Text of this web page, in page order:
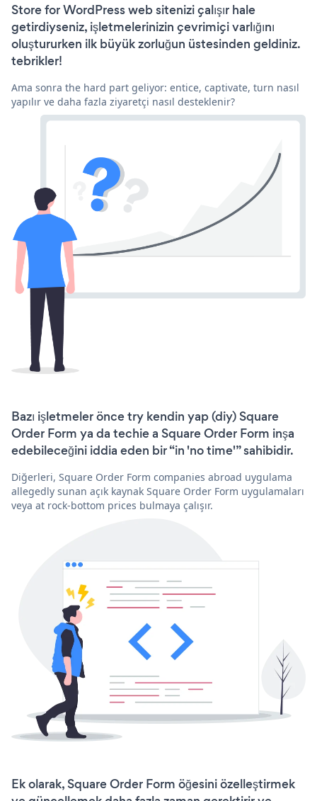
Store for WordPress web sitenizi çalışır hale
getirdiyseniz, işletmelerinizin çevrimiçi varlığını
oluştururken ilk büyük zorluğun üstesinden geldiniz.
tebrikler!
Ama sonra the hard part geliyor: entice, captivate, turn nasıl
yapılır ve daha fazla ziyaretçi nasıl desteklenir?
Bazı işletmeler önce try kendin yap (diy) Square
Order Form ya da techie a Square Order Form inşa
edebileceğini iddia eden bir “in 'no time'” sahibidir.
Diğerleri, Square Order Form companies abroad uygulama
allegedly sunan açık kaynak Square Order Form uygulamaları
veya at rock-bottom prices bulmaya çalışır.
Ek olarak, Square Order Form öğesini özelleştirmek